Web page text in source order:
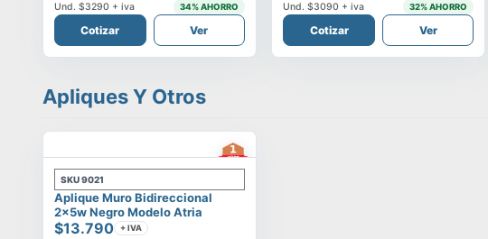
Und.$3290 + iva 34% AHORRO
Cotizar Ver
Und.$3090 + iva 32% AHORRO
Cotizar Ver
Apliques Y Otros
SKU9021
Aplique Muro Bidireccional
2x5w Negro Modelo Atria
$13.790 + IVA